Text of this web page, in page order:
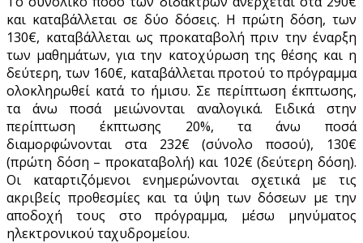
και καταβάλλεται σε δύο δόσεις. Η πρώτη δόση, των
130€, καταβάλλεται ως προκαταβολή πριν την έναρξη
των μαθημάτων, για την κατοχύρωση της θέσης και η
δεύτερη, των 160€, καταβάλλεται προτού το πρόγραμμα
ολοκληρωθεί κατά το ήμισυ. Σε περίπτωση έκπτωσης,
τα άνω ποσά μειώνονται αναλογικά. Ειδικά στην
περίπτωση έκπτωσης 20%, τα άνω ποσά
διαμορφώνονται στα 232€ (σύνολο ποσού), 130€
(πρώτη δόση – προκαταβολή) και 102€ (δεύτερη δόση).
Οι καταρτιζόμενοι ενημερώνονται σχετικά με τις
ακριβείς προθεσμίες και τα ύψη των δόσεων με την
αποδοχή τους στο πρόγραμμα, μέσω μηνύματος
ηλεκτρονικού ταχυδρομείου.